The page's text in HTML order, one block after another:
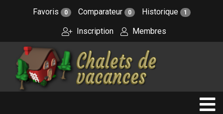
Favoris 0 Comparateur 0 Historique 1
Inscription Membres